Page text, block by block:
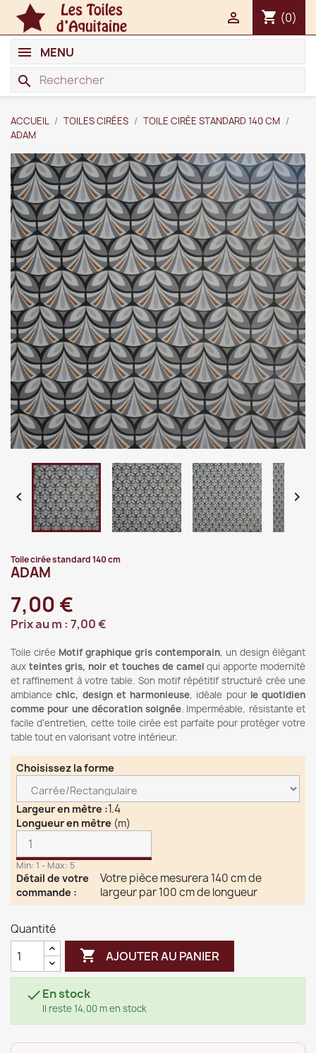
shopping_cart (0)

search
MENU
ACCUEIL TOILES CIRÉES
TOILE CIRÉE STANDARD 140 CM
ADAM
 
Toile cirée standard 140 cm
ADAM
7,00 €
Prix au m : 7,00 €
Toile cirée Motif graphique gris contemporain, un design élégant
aux teintes gris, noir et touches de camel qui apporte modernité
et raffinement à votre table. Son motif répétitif structuré crée une
ambiancechic, design et harmonieuse, idéale pour le quotidien
comme pour une décoration soignée. Imperméable, résistante et
facile d’entretien, cette toile cirée est parfaite pour protéger votre
table tout en valorisant votre intérieur.
Choisissez la forme
Largeur en mètre :1.4
Longueur en mètre (m)
Min: 1 - Max: 5
Détail de votre
commande :
Votre pièce mesurera 140 cm de
largeur par 100 cm de longueur
Quantité
 AJOUTER AU PANIER
En stock
Il reste 14,00 m en stock